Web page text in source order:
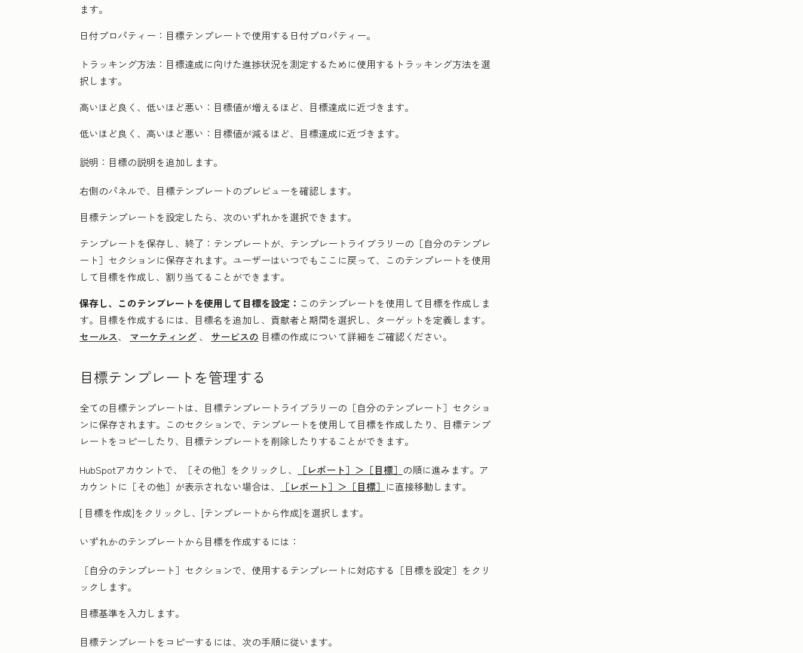
ます。
日付プロパティー： 目標テンプレートで使用する日付プロパティー。
トラッキング方法： 目標達成に向けた進捗状況を測定するために使用するトラッキング方法を選
択します。
高いほど良く、低いほど悪い： 目標値が増えるほど、目標達成に近づきます。
低いほど良く、高いほど悪い： 目標値が減るほど、目標達成に近づきます。
説明： 目標の説明を追加します。
右側のパネルで、目標テンプレートのプレビューを確認します。
目標テンプレートを設定したら、次のいずれかを選択できます。
テンプレートを保存し、終了： テンプレートが、テンプレートライブラリーの［自分のテンプレ
ート］ セクションに保存されます。ユーザーはいつでもここに戻って、このテンプレートを使用
して目標を作成し、割り当てることができます。
保存し、このテンプレートを使用して目標を設定： このテンプレートを使用して目標を作成しま
す。目標を作成するには、目標名を追加し、貢献者と期間を選択し、ターゲットを定義します。
セールス、 マーケティング 、 サービスの 目標の作成について詳細をご確認ください。
目標テンプレートを管理する
全ての目標テンプレートは、目標テンプレートライブラリーの［自分のテンプレート］ セクショ
ンに保存されます。このセクションで、テンプレートを使用して目標を作成したり、目標テンプ
レートをコピーしたり、目標テンプレートを削除したりすることができます。
HubSpotアカウントで、
［その他］をクリックし、 ［レポート］＞ ［目標］ の順に進みます。ア
カウントに ［その他］が表示されない場合は、 ［レポート］＞ ［目標］ に直接移動します。
[ 目標を作成]をクリックし、[テンプレートから作成]を選択します。
いずれかのテンプレートから目標を作成するには：
［自分のテンプレート］ セクションで、使用するテンプレートに対応する［目標を設定］ をクリ
ックします。
目標基準を入力します。
目標テンプレートをコピーするには、次の手順に従います。